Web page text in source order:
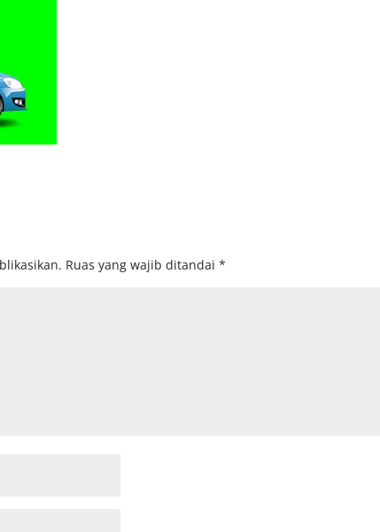
Ruas yang wajib ditandai*